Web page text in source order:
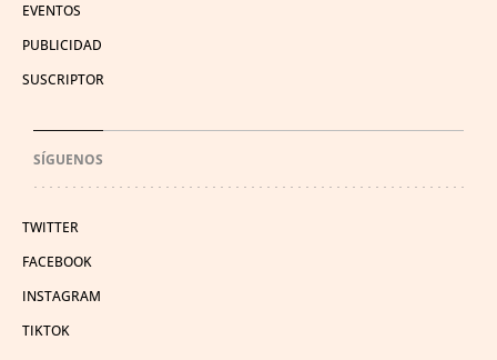
EVENTOS
PUBLICIDAD
SUSCRIPTOR
SÍGUENOS
TWITTER
FACEBOOK
INSTAGRAM
TIKTOK